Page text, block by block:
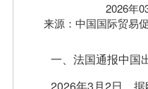
2026年
来源：中国国际贸易
一、法国通报中国